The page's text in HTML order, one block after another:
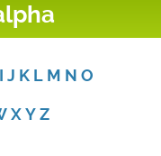
I J K L M N O
X Y Z